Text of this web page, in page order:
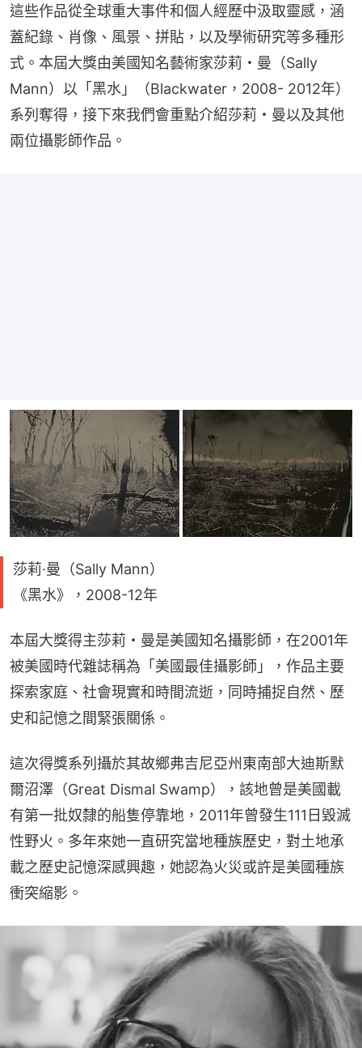
這些作品從全球重大事件和個人經歷中汲取靈感，涵
蓋紀錄、肖像、風景、拼貼，以及學術研究等多種形
式。本屆大獎由美國知名藝術家莎莉・曼（Sally
Mann）以「黑水」（Blackwater，2008- 2012年）
系列奪得，接下來我們會重點介紹莎莉・曼以及其他
兩位攝影師作品。
莎莉·曼（Sally Mann）
《黑水》，2008-12年
本屆大獎得主莎莉・曼是美國知名攝影師，在2001年
被美國時代雜誌稱為「美國最佳攝影師」，作品主要
探索家庭、社會現實和時間流逝，同時捕捉自然、歷
史和記憶之間緊張關係。
這次得獎系列攝於其故鄉弗吉尼亞州東南部大迪斯默
爾沼澤（Great Dismal Swamp），該地曾是美國載
有第一批奴隸的船隻停靠地，2011年曾發生111日毀滅
性野火。多年來她一直研究當地種族歷史，對土地承
載之歷史記憶深感興趣，她認為火災或許是美國種族
衝突縮影。